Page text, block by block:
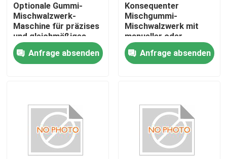
Haus
Produkte
Über uns
Fabrik-Ausflug
Optionale Gummi-
Mischwalzwerk-
Maschine für präzises
und gleichmäßiges
Mischen
Anfrage absenden
Konsequenter
Mischgummi-
Mischwalzwerk mit
manueller oder
elektrischer
Spaltverstellung und
wassergekühlten
Anfrage absenden